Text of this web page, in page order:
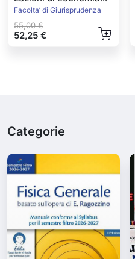
Politica
Facolta’ di Giurisprudenza
55,00 €
52,25 €
Categorie